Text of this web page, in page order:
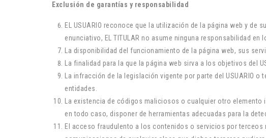
Exclusión de garantías y responsabilidad
EL USUARIO reconoce que la utilización de la página web y
enunciativo, EL TITULAR no asume ninguna responsabilidad en
La disponibilidad del funcionamiento de la página web, sus
La finalidad para la que la página web sirva a los objetivos del
La infracción de la legislación vigente por parte del USUARIO
entidades.
La existencia de códigos maliciosos o cualquier otro
en todo caso, disponer de herramientas adecuadas para la
El acceso fraudulento a los contenidos o servicios por